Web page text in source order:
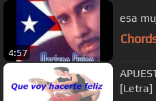
4:57
[Letra]